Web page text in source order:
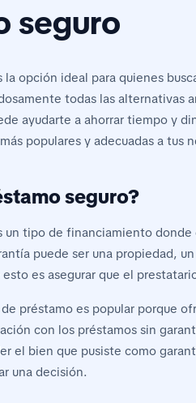
seguro
la opción ideal para quienes
todas las alternativas
ayudarte a ahorrar tiempo y
populares y adecuadas a tus
seguro?
un tipo de financiamiento
puede ser una propiedad,
es asegurar que el
préstamo es popular porque
con los préstamos sin
el bien que pusiste como
una decisión.